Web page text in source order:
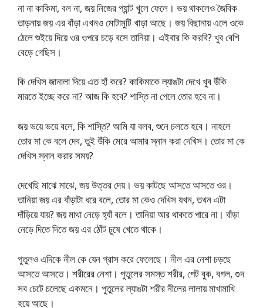
না না কাকিমা, বল না, জয় নিজের প্যান্ট খুলে ফেলে। ভয় থাকলেও জৈবিক
তাড়নায় জয় এর বাঁড়া এখনও মোটামুটি খাড়া আছে। জয় বিছানায় এলে ওকে
ঠেলে শুইয়ে দিয়ে ওর ওপরে চড়ে বসে তানিয়া। এইবার কি করবি? খুব বেশি
বেড়ে গেছিস।
কি দেখিস জানালা দিয়ে এত হাঁ করে? কাকিমাকে ল্যাঙটা দেখে খুব উঁকি
মারতে ইচ্ছে করে না? আজ কি হবে? শাস্তি না পেলে তোর হবে না।
জয় ভয়ে ভয়ে বলে, কি শাস্তি? আমি যা বলব, শুনে চলতে হবে। নাহলে
তোর মা কে বলে দেব, তুই উঁকি মেরে আমার স্নান করা দেখিস। তোর মা কে
দেখিস স্নান করার সময়?
দেখেছি মাঝে মাঝে, জয় উত্তর দেয়। ভয় কাটছে আসতে আসতে ওর।
তানিয়া জয় এর বাঁড়াটা ধরে বলে, তোর মা কেও দেখিস যখন, তখন এটা
দাঁড়িয়ে যায়? জয় মাথা নেড়ে হ্যাঁ বলে। তানিয়া আর থাকতে পারে না। বাঁড়া
নেড়ে দিতে দিতে জয় এর ঠোঁট চুষে খেতে থাকে।
পুতুলও এদিকে নীল কে যেন গ্রাস করে ফেলেছে। নীল এর নেশা চড়ছে
আসতে আসতে। শরীরের নেশা। পুতুলের সমস্ত শরীর, পেট বুক, বগল, গুদ
সব চেটে চলেছে একমনে। পুতুলের ল্যাঙটা শরীর নীলের লালায় মাখামাখি
হয়ে আছে।